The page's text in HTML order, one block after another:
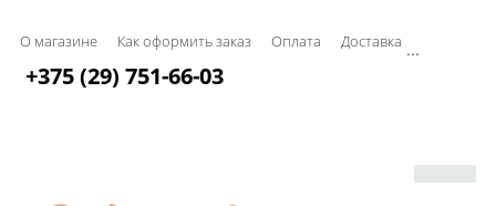
О магазине Как оформить заказ Оплата Доставка ...
+375 (29) 751-66-03